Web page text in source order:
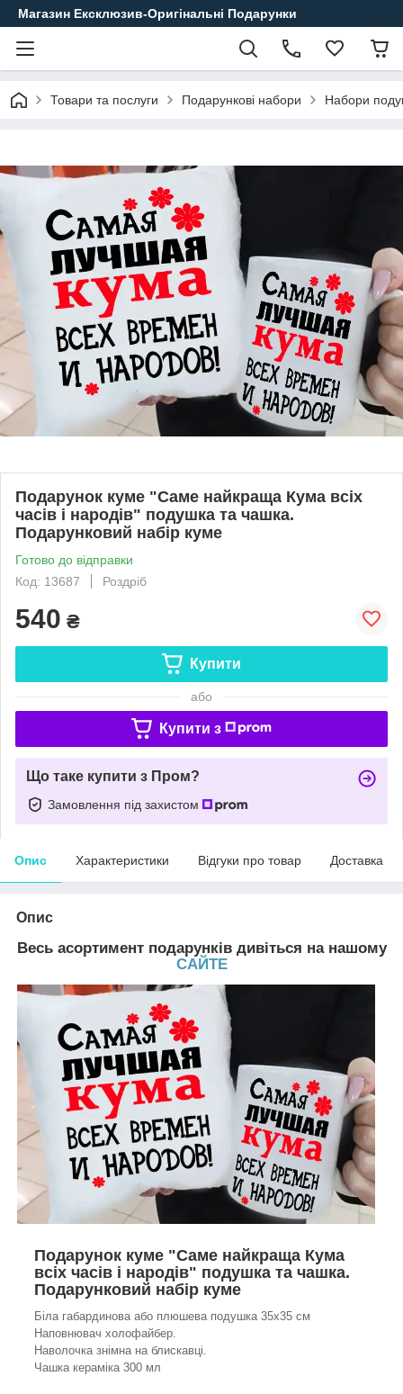
Магазин Ексклюзив-Оригінальні Подарунки
Товари та послуги Подарункові набори Набори
Подарунок куме "Саме найкраща Кума всіх
часів і народів" подушка та чашка.
Подарунковий набір куме
Готово до відправки
Код: 13687
Роздріб
540 ₴
Купити
або
Купити з
Що таке купити з Пром?
Замовлення під захистом
Опис Характеристики Відгуки про товар Доставка
Опис
Весь асортимент подарунків дивіться на нашому
САЙТЕ
Подарунок куме "Саме найкраща Кума
всіх часів і народів" подушка та чашка.
Подарунковий набір куме
Біла габардинова або плюшева подушка 35х35 см
Наповнювач холофайбер.
Наволочка знімна на блискавці.
Чашка кераміка 300 мл